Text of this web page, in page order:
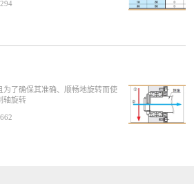
了确保其准确、顺畅地旋转而使
轴旋转